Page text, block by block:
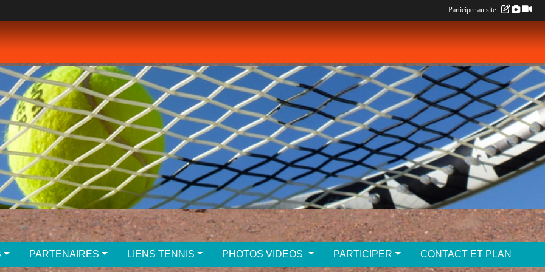
PARTENAIRES LIENS TENNIS PHOTOS VIDEOS PARTICIPER CONTACT ET PLAN
Participer au site :